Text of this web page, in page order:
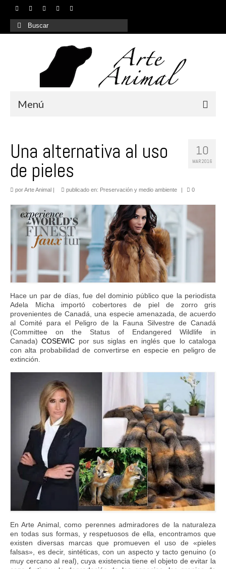
Buscar
por:
Menú
¿Quiénes somos?
Nuestros servicios
Galería
Contacto
FAQs
10
MAR 2016
Una alternativa al uso
de pieles
porArte Animal | publicado en: Preservación y medio ambiente | 0
Hace un par de días, fue del dominio público que la periodista
Adela Micha importó cobertores de piel de zorro gris
provenientes de Canadá, una especie amenazada, de acuerdo
al Comité para el Peligro de la Fauna Silvestre de Canadá
(Committee on the Status of Endangered Wildlife in
Canada)COSEWIC por sus siglas en inglés que lo cataloga
con alta probabilidad de convertirse en especie en peligro de
extinción.
En Arte Animal, como perennes admiradores de la naturaleza
en todas sus formas, y respetuosos de ella, encontramos que
existen diversas marcas que promueven el uso de «pieles
falsas», es decir, sintéticas, con un aspecto y tacto genuino (o
muy cercano al real), cuya existencia tiene el objeto de evitar la